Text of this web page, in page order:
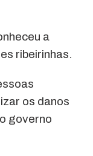
a
ribeirinhas.
os danos
governo